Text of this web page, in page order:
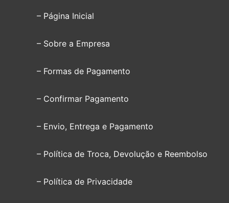
– Página Inicial
– Sobre a Empresa
– Formas de Pagamento
– Confirmar Pagamento
– Envio, Entrega e Pagamento
– Política de Troca, Devolução e Reembolso
– Política de Privacidade